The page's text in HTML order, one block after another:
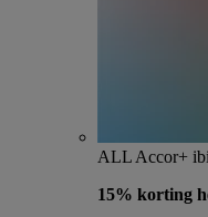
ALL Accor+
15% korting